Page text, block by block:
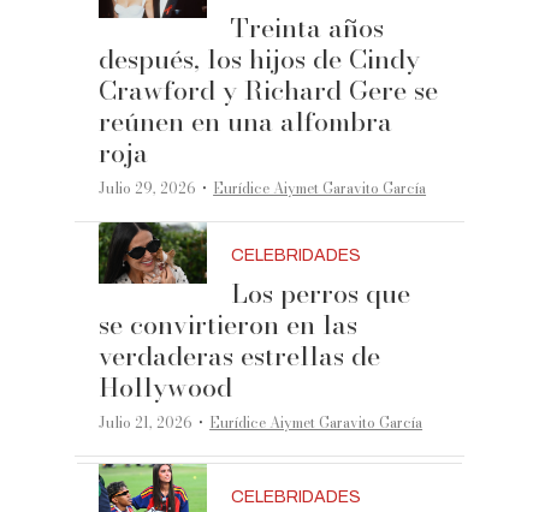
Treinta años
después, los hijos de Cindy
Crawford y Richard Gere se
reúnen en una alfombra
roja
Julio 29, 2026 ·Eurídice Aiymet Garavito García
CELEBRIDADES
Los perros que
se convirtieron en las
verdaderas estrellas de
Hollywood
Julio 21, 2026 ·Eurídice Aiymet Garavito García
CELEBRIDADES